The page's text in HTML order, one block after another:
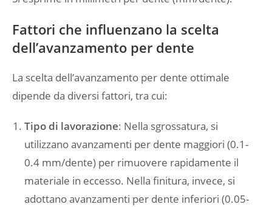
Fattori che influenzano la scelta
dell’avanzamento per dente
La scelta dell’avanzamento per dente ottimale
dipende da diversi fattori, tra cui:
Tipo di lavorazione: Nella sgrossatura, si
utilizzano avanzamenti per dente maggiori (0.1-
0.4 mm/dente) per rimuovere rapidamente il
materiale in eccesso. Nella finitura, invece, si
adottano avanzamenti per dente inferiori (0.05-